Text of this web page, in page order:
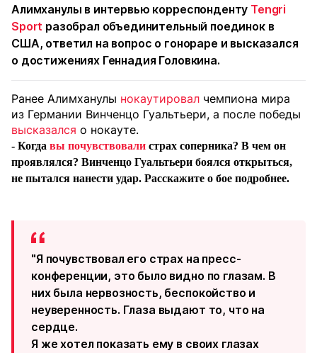
Алимханулы в интервью корреспонденту Tengri
Sport разобрал объединительный поединок в
США, ответил на вопрос о гонораре и высказался
о достижениях Геннадия Головкина.
Ранее Алимханулы нокаутировал чемпиона мира
из Германии Винченцо Гуальтьери, а после победы
высказался о нокауте.
- Когда вы почувствовали страх соперника? В чем он
проявлялся? Винченцо Гуальтьери боялся открыться,
не пытался нанести удар. Расскажите о бое подробнее.
"Я почувствовал его страх на пресс-
конференции, это было видно по глазам. В
них была нервозность, беспокойство и
неуверенность. Глаза выдают то, что на
сердце.
Я же хотел показать ему в своих глазах